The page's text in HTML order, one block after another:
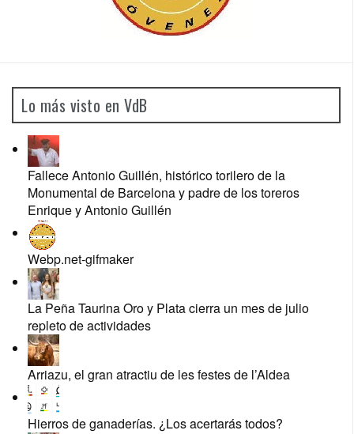
Lo más visto en VdB
Fallece Antonio Guillén, histórico torilero de la
Monumental de Barcelona y padre de los toreros
Enrique y Antonio Guillén
Webp.net-gifmaker
La Peña Taurina Oro y Plata cierra un mes de julio
repleto de actividades
Arriazu, el gran atractiu de les festes de l’Aldea
Hierros de ganaderías. ¿Los acertarás todos?